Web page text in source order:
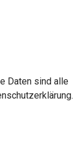
Daten sind alle